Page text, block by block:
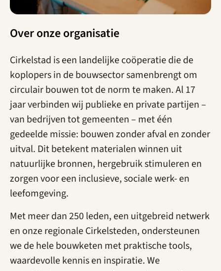
Over onze organisatie
Cirkelstad is een landelijke coöperatie die de
koplopers in de bouwsector samenbrengt om
circulair bouwen tot de norm te maken. Al 17
jaar verbinden wij publieke en private partijen –
van bedrijven tot gemeenten – met één
gedeelde missie: bouwen zonder afval en zonder
uitval. Dit betekent materialen winnen uit
natuurlijke bronnen, hergebruik stimuleren en
zorgen voor een inclusieve, sociale werk- en
leefomgeving.
Met meer dan 250 leden, een uitgebreid netwerk
en onze regionale Cirkelsteden, ondersteunen
we de hele bouwketen met praktische tools,
waardevolle kennis en inspiratie. We